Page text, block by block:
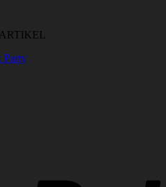
Party